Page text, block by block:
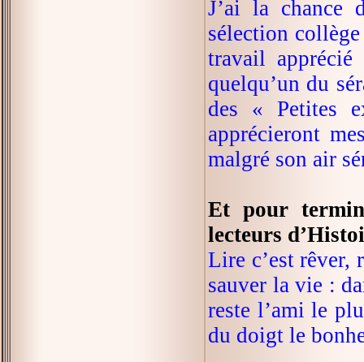
J’ai la chance
sélection
travail
quelqu’un du
des « Petites
apprécieront
malgré son air
Et pour
lecteurs
Lire c’est rêver,
sauver la vie :
reste l’ami le
du doigt le